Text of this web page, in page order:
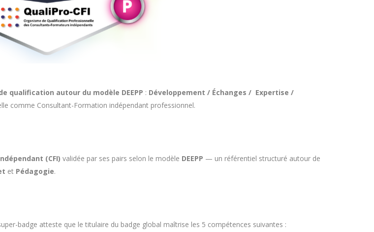
qualification autour du modèle DEEPP : Développement / Échanges / Expertise /
comme Consultant-Formation indépendant professionnel.
(CFI) validée par ses pairs selon le modèle DEEPP — un référentiel structuré autour de
et Pédagogie.
badge atteste que le titulaire du badge global maîtrise les 5 compétences suivantes :